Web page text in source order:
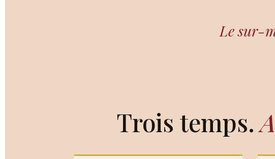
Le sur-
Trois temps.